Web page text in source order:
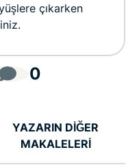
çıkarken
0
YAZARIN DİĞER
MAKALELERİ